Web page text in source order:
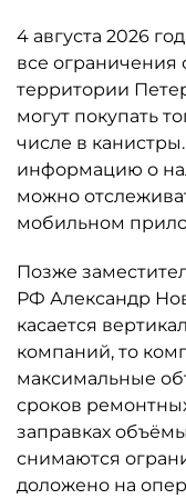
4 августа 2026
все ограничения
территории
могут покупать
числе в
информацию о
можно
мобильном
Позже
РФ Александр
касается
компаний, то
максимальные
сроков
заправках
снимаются
доложено на